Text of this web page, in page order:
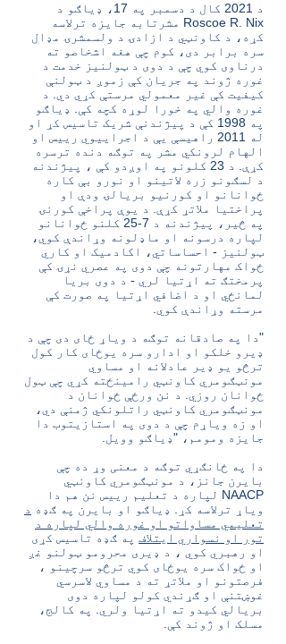
د 2021 کال د دسمبر په 17، ډیاګو د
Roscoe R. Nix مشرتابه جایزه ترلاسه
کړه، د کاونټي د ازادۍ د ولسمشرۍ مډال
سره برابر دی، کوم چې هغه اشخاصو ته
درناوی کوي چې د دوی د ټولنیز خدمت د
غوره ژوند په جریان کې زموږ د ټولنې
کیفیت کې غیر معمولي مرستې کړي دي. د
غوره والي په خورا لوړه کچه کې. ډیاګو
په 1998 کې د پیژندنې شریک تاسیس کړ او
له 2011 راهیسې یې د اجراییوي رییس او
الهام لرونکي مشر په توګه دنده ترسره
کړې. د 23 کلونو په اوږدو کې ، پیژندنه
د لسګونو زره لاتینو او نورو بې کاره
ځوانانو او کورنیو بریالۍ ودې او
پراختیا ملاتړ کړې. د یوې پراخې کورنۍ
په څیر، پیژندنه د 7-25 کلنو ځوانانو
لپاره درسونه او ماډلونه وړاندې کوي،
ټولنیز - احساساتي، اکادمیک او کاري
ځواک مهارتونه چې دوی په عصري نړۍ کې
پرمختګ ته اړتیا لري - د دوی بریا
لمانځي او د اضافي اړتیا په صورت کې
مرسته وړاندې کوي.
"دا په صادقانه توګه د ویاړ ځای دی چې د
ډیرو خلکو او ادارو سره یوځای کار کول
ترڅو یو ډیر عادلانه او مساوي
مونټګومري کاونټي رامینځته کړي چې ټول
ځوانان روزي. د نن ورځې ځوانان د
مونټګومري کاونټي راتلونکي ژمنې دي،
او زه ویاړم چې د دوی په استازیتوب دا
جایزه ومومم، "ډیاګو وویل.
دا په ځانګړي توګه د معنی وړ ده چې
بایرن جانز، د مونټګومري کاونټي
NAACP لپاره د تعلیم رییس نن هم دا
ویاړ ترلاسه کړ. ډیاګو او بایرن په ګډه د
تعلیمي مساواتو او غوره والي لپاره د
تور او نسواري ایتلاف په ګډه تاسیس کړی
او رهبري کوي ، د ډیری محرومو ټولنو غږ
او ځواک سره یوځای کوي ترڅو سرچینو ،
فرصتونو او ملاتړ ته د مساوي لاسرسي
غوښتنې او ګړندي کولو لپاره دوی
بریالي کیدو ته اړتیا ولري. په کالج،
مسلک او ژوند کې.